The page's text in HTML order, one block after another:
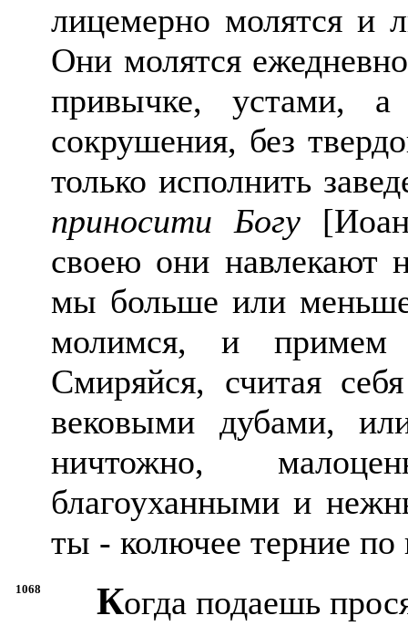
лицемерно молятся и
Они молятся
привычке, устами, а
сокрушения, без
только исполнить
приносити Богу
своею они навлекают
мы больше или
молимся, и примем
Смиряйся, считая
вековыми дубами,
ничтожно,
благоуханными и
ты - колючее терние по
1068 Когда подаешь